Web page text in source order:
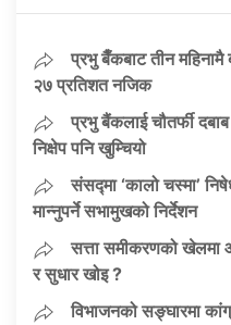
प्रभु बैँकबाट तीन महिनामै
२७ प्रतिशत नजिक
प्रभु बैंकलाई चौतर्फी
निक्षेप पनि खुम्चियो
संसद्मा ‘कालो चस्मा’
मान्नुपर्ने सभामुखको निर्देशन
सत्ता समीकरणको खेलमा
र सुधार खोइ ?
विभाजनको सङ्घारमा